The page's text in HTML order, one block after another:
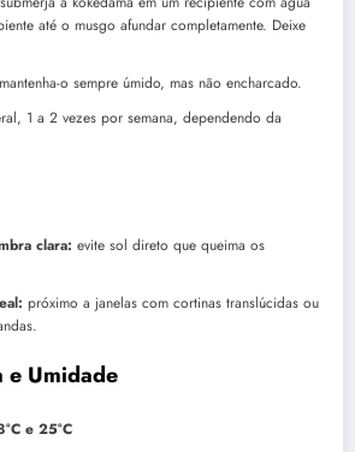
até o musgo afundar completamente. Deixe
mantenha-o sempre úmido, mas não encharcado.
1 a 2 vezes por semana, dependendo da
clara: evite sol direto que queima os
próximo a janelas com cortinas translúcidas ou
e Umidade
e 25°C